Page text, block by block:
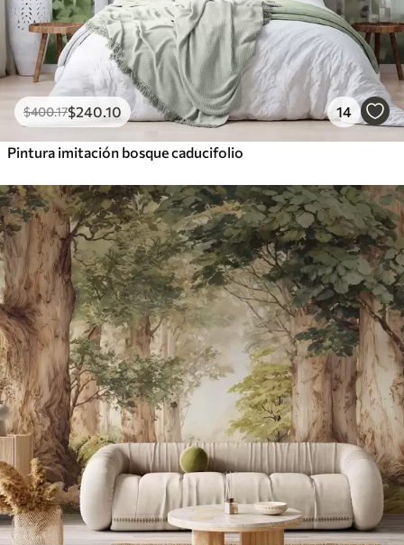
$400.17$240.10 14
Pintura imitación bosque caducifolio